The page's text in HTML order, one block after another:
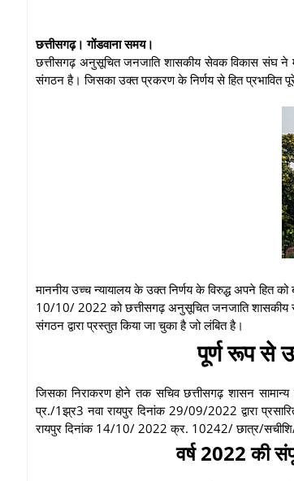
छत्तीसगढ़। गोंडवाना समय।
छत्तीसगढ़ अनुसूचित जनजाति शासकीय सेवक विकास संघ
संगठन है। जिसका उक्त प्रकरण के निर्णय से हित प्रभावित
माननीय उच्च न्यायालय के उक्त निर्णय के विरुद्ध अपने हित
10/10/ 2022 को छत्तीसगढ़ अनुसूचित जनजाति शासकीय
संगठन द्वारा प्रस्तुत किया जा चुका है जो लंबित है।
पूर्ण रूप से
जिसका निराकरण होने तक सचिव छत्तीसगढ़ शासन
प्र./1झ्र3 नवा रायपुर दिनांक 29/09/2022 द्वारा
रायपुर दिनांक 14/10/ 2022 क्र. 10242/ छात्र/सचीशि/
वर्ष 2022 की